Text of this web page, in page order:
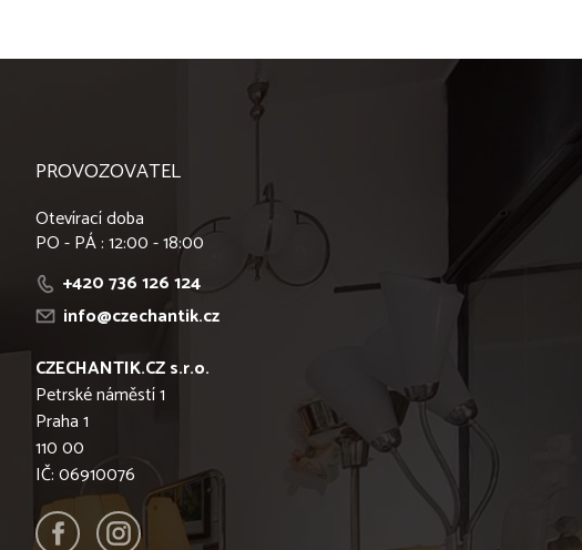
PROVOZOVATEL
Otevírací doba
PO - PÁ : 12:00 - 18:00
+420 736 126 124
info@czechantik.cz
CZECHANTIK.CZ s.r.o.
Petrské náměstí 1
Praha 1
110 00
IČ: 06910076